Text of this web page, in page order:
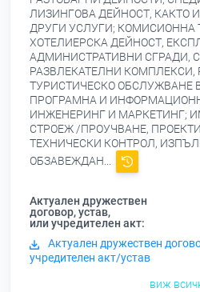
ЛИЗИНГОВА ДЕЙНОСТ, КАКТО
ДРУГИ УСЛУГИ; КОМИСИОННА
ХОТЕЛИЕРСКА ДЕЙНОСТ,
АДМИНИСТРАТИВНИ СГРАДИ,
РАЗВЛЕКАТЕЛНИ КОМПЛЕКСИ,
ТУРИСТИЧЕСКО ОБСЛУЖВАНЕ
ПРОГРАМНА И
ИНЖЕНЕРИНГ И МАРКЕТИНГ;
СТРОЕЖ /ПРОУЧВАНЕ,
ТЕХНИЧЕСКИ КОНТРОЛ,
ОБЗАВЕЖДАН...
Актуален дружествен
договор, устав,
или учредителен акт:
Актуален дружествен
учредителен акт/устав
виж